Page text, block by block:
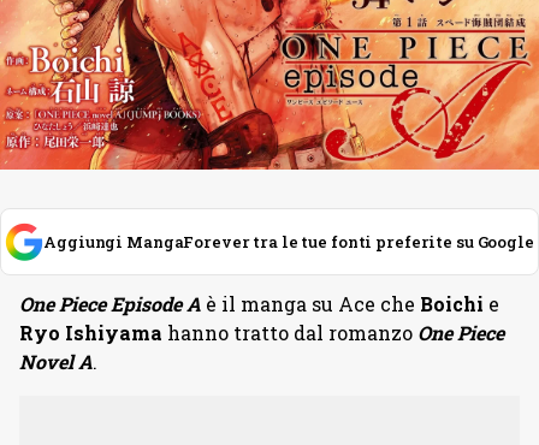
Aggiungi MangaForever tra le tue fonti preferite su Google
One Piece Episode A è il manga su Ace che Boichi e
Ryo Ishiyama hanno tratto dal romanzo One Piece
Novel A.